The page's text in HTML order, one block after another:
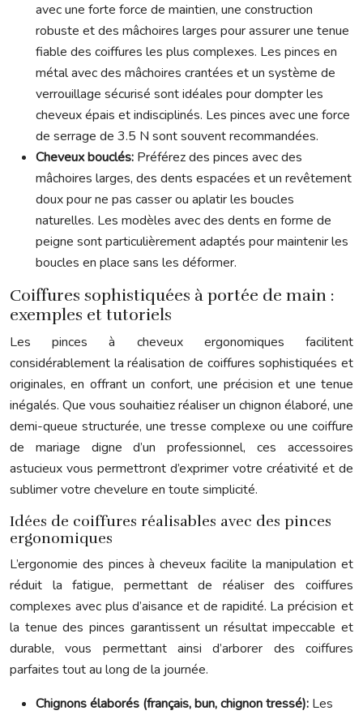
avec une forte force de maintien, une construction
robuste et des mâchoires larges pour assurer une tenue
fiable des coiffures les plus complexes. Les pinces en
métal avec des mâchoires crantées et un système de
verrouillage sécurisé sont idéales pour dompter les
cheveux épais et indisciplinés. Les pinces avec une force
de serrage de 3.5 N sont souvent recommandées.
Cheveux bouclés: Préférez des pinces avec des
mâchoires larges, des dents espacées et un revêtement
doux pour ne pas casser ou aplatir les boucles
naturelles. Les modèles avec des dents en forme de
peigne sont particulièrement adaptés pour maintenir les
boucles en place sans les déformer.
Coiffures sophistiquées à portée de main :
exemples et tutoriels
Les pinces à cheveux ergonomiques facilitent
considérablement la réalisation de coiffures sophistiquées et
originales, en offrant un confort, une précision et une tenue
inégalés. Que vous souhaitiez réaliser un chignon élaboré, une
demi-queue structurée, une tresse complexe ou une coiffure
de mariage digne d’un professionnel, ces accessoires
astucieux vous permettront d’exprimer votre créativité et de
sublimer votre chevelure en toute simplicité.
Idées de coiffures réalisables avec des pinces
ergonomiques
L’ergonomie des pinces à cheveux facilite la manipulation et
réduit la fatigue, permettant de réaliser des coiffures
complexes avec plus d’aisance et de rapidité. La précision et
la tenue des pinces garantissent un résultat impeccable et
durable, vous permettant ainsi d’arborer des coiffures
parfaites tout au long de la journée.
Chignons élaborés (français, bun, chignon tressé): Les